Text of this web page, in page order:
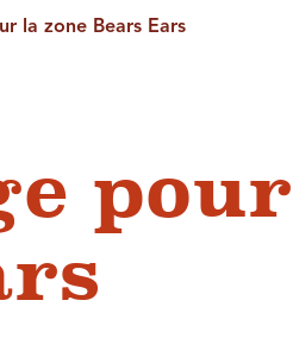
la zone Bears Ears
pour